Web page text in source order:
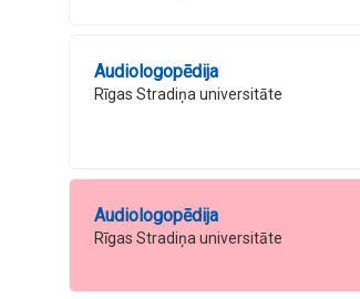
Audiologopēdija
Rīgas Stradiņa universitāte
Audiologopēdija
Rīgas Stradiņa universitāte